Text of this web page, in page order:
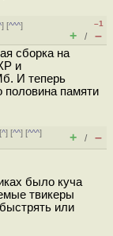
] [^^^]
–1
+ / –
сборка на
и
И теперь
половина памяти
^] [^^] [^^^]
+ / –
было куча
твикеры
или